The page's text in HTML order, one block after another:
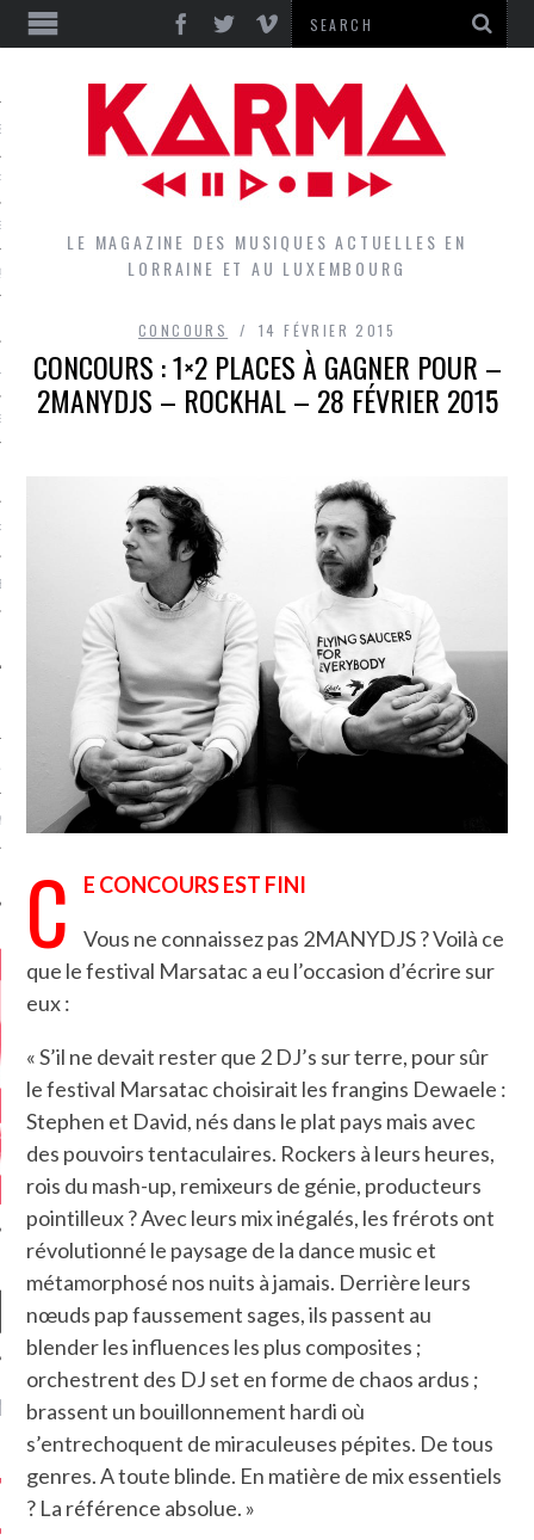
GROUPES DU LOCAL
CRITIQUES
7.6
5.4
CLAN – A BE...
LE MAGAZINE DES MUSIQUES ACTUELLES EN
LORRAINE ET AU LUXEMBOURG
CONCOURS 14 FÉVRIER 2015
CONCOURS : 1×2 PLACES À GAGNER POUR –
2MANYDJS – ROCKHAL – 28 FÉVRIER 2015
C E CONCOURS EST FINI
Vous ne connaissez pas 2MANYDJS ? Voilà ce
que le festival Marsatac a eu l’occasion d’écrire sur
eux :
« S’il ne devait rester que 2 DJ’s sur terre, pour sûr
le festival Marsatac choisirait les frangins Dewaele :
Stephen et David, nés dans le plat pays mais avec
des pouvoirs tentaculaires. Rockers à leurs heures,
rois du mash-up, remixeurs de génie, producteurs
pointilleux ? Avec leurs mix inégalés, les frérots ont
révolutionné le paysage de la dance music et
métamorphosé nos nuits à jamais. Derrière leurs
nœuds pap faussement sages, ils passent au
blender les influences les plus composites ;
orchestrent des DJ set en forme de chaos ardus ;
brassent un bouillonnement hardi où
s’entrechoquent de miraculeuses pépites. De tous
genres. A toute blinde. En matière de mix essentiels
? La référence absolue. »